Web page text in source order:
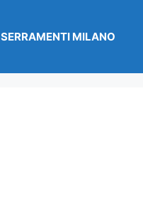
SERRAMENTI MILANO